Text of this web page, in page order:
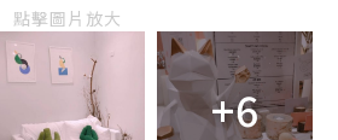
點擊圖片放大
+6